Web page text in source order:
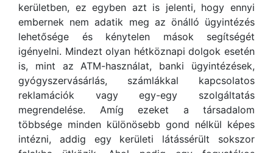
kerületben, ez egyben azt is jelenti, hogy ennyi
embernek nem adatik meg az önálló ügyintézés
lehetősége és kénytelen mások segítségét
igényelni. Mindezt olyan hétköznapi dolgok esetén
is, mint az ATM-használat, banki ügyintézések,
gyógyszervásárlás, számlákkal kapcsolatos
reklamációk vagy egy-egy szolgáltatás
megrendelése. Amíg ezeket a társadalom
többsége minden különösebb gond nélkül képes
intézni, addig egy kerületi látássérült sokszor